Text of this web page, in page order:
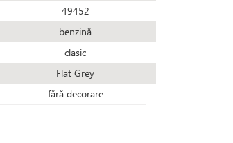
49452
benzină
clasic
Flat Grey
fără decorare